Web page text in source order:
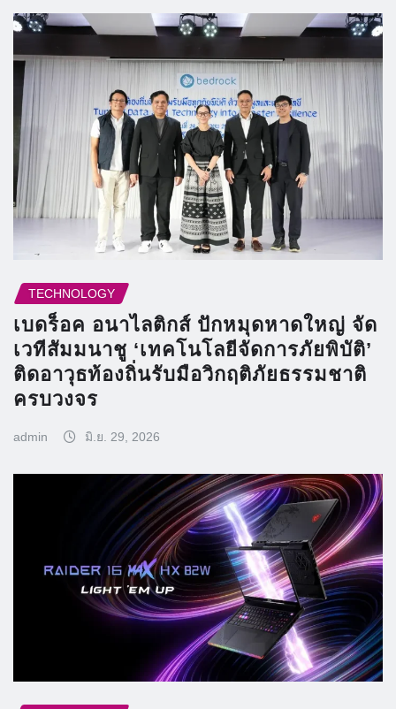
TECHNOLOGY
เบดร็อค อนาไลติกส์ ปักหมุดหาดใหญ่ จัด
เวทีสัมมนาชู ‘เทคโนโลยีจัดการภัยพิบัติ’
ติดอาวุธท้องถิ่นรับมือวิกฤติภัยธรรมชาติ
ครบวงจร
admin มิ.ย. 29, 2026